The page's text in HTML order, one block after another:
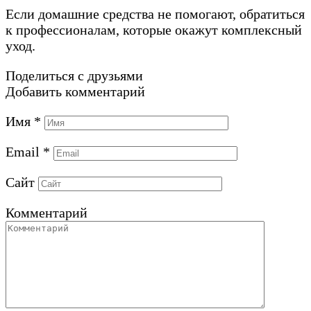
Если домашние средства не помогают, обратиться
к профессионалам, которые окажут комплексный
уход.
Поделиться с друзьями
Добавить комментарий
Имя *
Email *
Сайт
Комментарий